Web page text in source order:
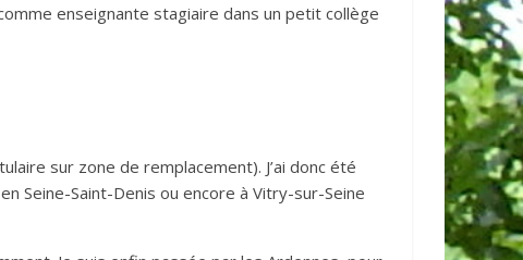
enseignante stagiaire dans un petit collège
sur zone de remplacement). J’ai donc été
Seine-Saint-Denis ou encore à Vitry-sur-Seine